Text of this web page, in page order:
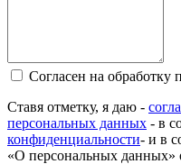
Согласен на обработку
Ставя отметку, я даю -
персональных данных - в
конфиденциальности- и в
«О персональных данных»